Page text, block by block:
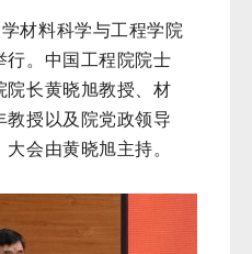
材料科学与工程学院
行。中国工程院院士
院长黄晓旭教授、材
授以及院党政领导
会由黄晓旭主持。